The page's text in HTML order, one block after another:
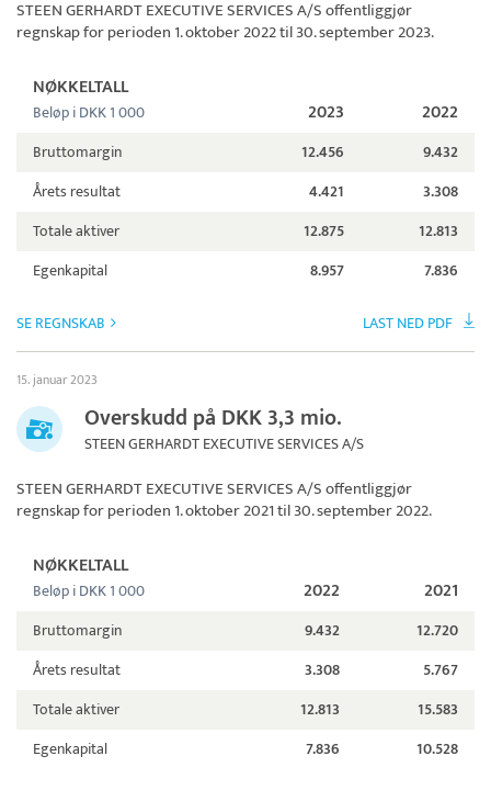
STEEN GERHARDT EXECUTIVE SERVICES A/Soffentliggjør
regnskap for perioden 1. oktober 2022 til 30. september 2023.
NØKKELTALL
Beløp i DKK 1 000 2023 2022
Bruttomargin 12.456
9.432
Årets resultat
4.421
3.308
Totale aktiver
12.875
12.813
Egenkapital
8.957 7.836
SE REGNSKAB LAST NED PDF
15. januar 2023
Overskudd på DKK 3,3 mio.
STEEN GERHARDT EXECUTIVE SERVICES A/S
STEEN GERHARDT EXECUTIVE SERVICES A/Soffentliggjør
regnskap for perioden 1. oktober 2021 til 30. september 2022.
NØKKELTALL
Beløp i DKK 1 000 2022 2021
Bruttomargin 9.432
12.720
Årets resultat
3.308
5.767
Totale aktiver
12.813
15.583
Egenkapital
7.836 10.528